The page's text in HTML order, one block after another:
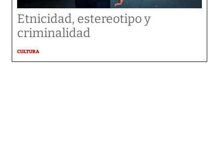
Etnicidad, estereotipo y
criminalidad
CULTURA